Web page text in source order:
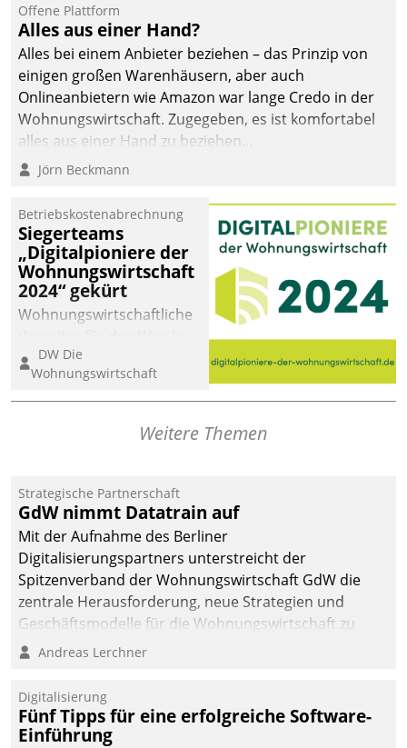
Offene Plattform
Alles aus einer Hand?
Alles bei einem Anbieter beziehen – das Prinzip von
einigen großen Warenhäusern, aber auch
Onlineanbietern wie Amazon war lange Credo in der
Wohnungswirtschaft. Zugegeben, es ist komfortabel
alles aus einer Hand zu beziehen...
Jörn Beckmann
Betriebskostenabrechnung
Siegerteams
„Digitalpioniere der
Wohnungswirtschaft
2024“ gekürt
Wohnungswirtschaftliche
eine digitale Zukunft zu
finden, ist das Ziel des
Awards „Digitalpioniere
Wohnungswirtschaft“.
dafür ein Team
bestehend aus
Wohnungsunternehmen
und PropTech.
DW Die
Wohnungswirtschaft
Weitere Themen
Strategische Partnerschaft
GdW nimmt Datatrain auf
Mit der Aufnahme des Berliner
Digitalisierungspartners unterstreicht der
Spitzenverband der Wohnungswirtschaft GdW die
zentrale Herausforderung, neue Strategien und
Geschäftsmodelle für die Wohnungswirtschaft zu
entwickeln.
Andreas Lerchner
Digitalisierung
Fünf Tipps für eine erfolgreiche Software-
Einführung